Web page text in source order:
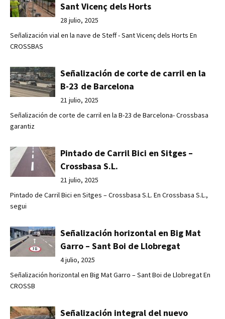
Sant Vicenç dels Horts
28 julio, 2025
Señalización vial en la nave de Steff - Sant Vicenç dels Horts En
CROSSBAS
Señalización de corte de carril en la
B-23 de Barcelona
21 julio, 2025
Señalización de corte de carril en la B-23 de Barcelona- Crossbasa
garantiz
Pintado de Carril Bici en Sitges –
Crossbasa S.L.
21 julio, 2025
Pintado de Carril Bici en Sitges – Crossbasa S.L. En Crossbasa S.L.,
segui
Señalización horizontal en Big Mat
Garro – Sant Boi de Llobregat
4 julio, 2025
Señalización horizontal en Big Mat Garro – Sant Boi de Llobregat En
CROSSB
Señalización integral del nuevo